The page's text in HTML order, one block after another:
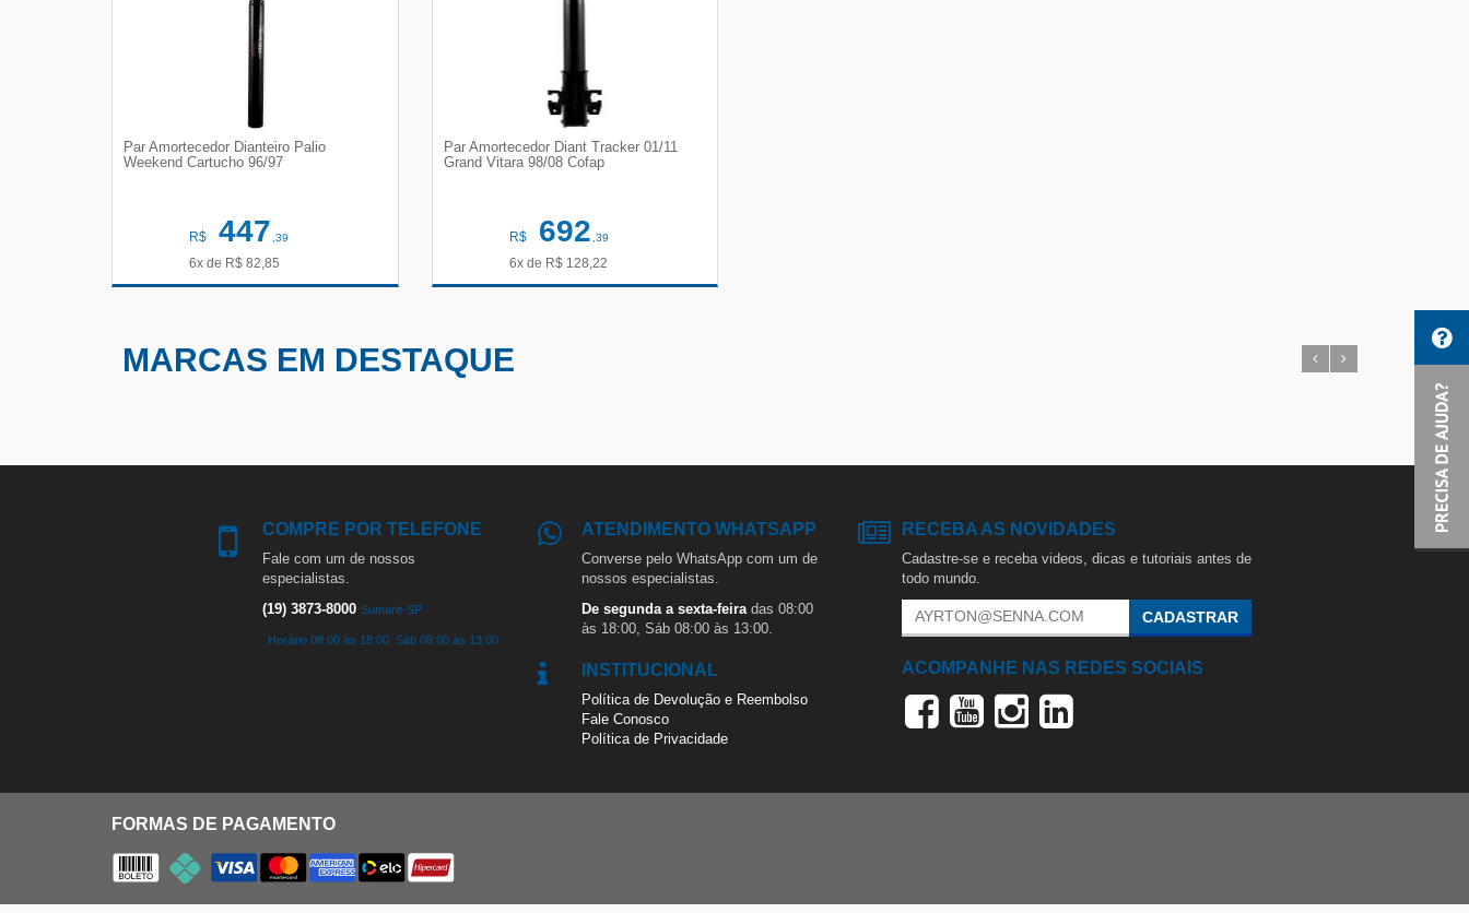
Par Amortecedor Dianteiro Palio
Weekend Cartucho 96/97
R$ 447,39
6x de R$ 82,85
Par Amortecedor Diant Tracker 01/11
Grand Vitara 98/08 Cofap
R$ 692,39
6x de R$ 128,22
MARCAS EM DESTAQUE
COMPRE POR TELEFONE
Fale com um de nossos
especialistas.
(19) 3873-8000 Sumaré-SP
Horário 08:00 às 18:00, Sáb 08:00 às 13:00
ATENDIMENTO WHATSAPP
Converse pelo WhatsApp com um de
nossos especialistas.
De segunda a sexta-feira das 08:00
às 18:00, Sáb 08:00 às 13:00.
INSTITUCIONAL
Política de Devolução e Reembolso
Fale Conosco
Política de Privacidade
RECEBA AS NOVIDADES
Cadastre-se e receba videos, dicas e tutoriais antes de
todo mundo.
CADASTRAR
ACOMPANHE NAS REDES SOCIAIS
FORMAS DE PAGAMENTO